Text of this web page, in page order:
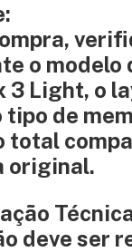
o modelo
3 Light, o
tipo de
total
original.
deve ser